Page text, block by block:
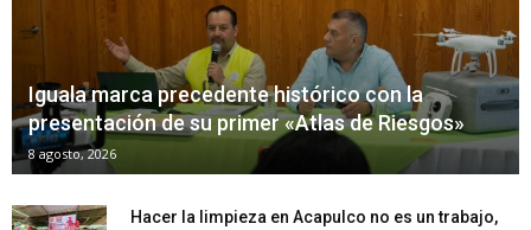
Iguala marca precedente histórico con la
presentación de su primer «Atlas de Riesgos»
8 agosto, 2026
Hacer la limpieza en Acapulco no es un trabajo,